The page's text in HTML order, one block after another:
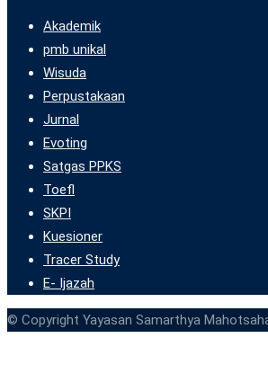
Akademik
pmb unikal
Wisuda
Perpustakaan
Jurnal
Evoting
Satgas PPKS
Toefl
SKPI
Kuesioner
Tracer Study
E- Ijazah
© Copyright Yayasan Samarthya